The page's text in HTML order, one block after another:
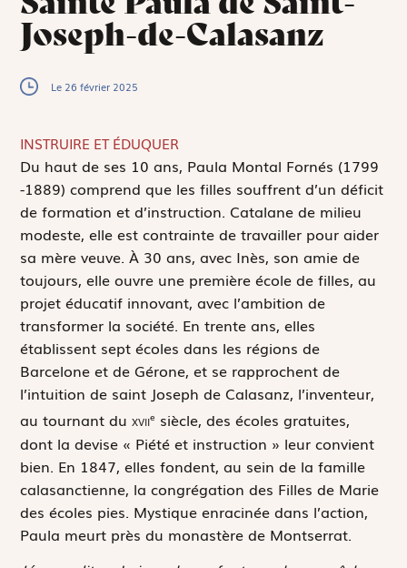
Joseph-de-Calasanz
Le 26 février 2025
INSTRUIRE ET ÉDUQUER
Du haut de ses 10 ans, Paula Montal Fornés (1799
-1889) comprend que les filles souffrent d’un déficit
de formation et d’instruction. Catalane de milieu
modeste, elle est contrainte de travailler pour aider
sa mère veuve. À 30 ans, avec Inès, son amie de
toujours, elle ouvre une première école de filles, au
projet éducatif innovant, avec l’ambition de
transformer la société. En trente ans, elles
établissent sept écoles dans les régions de
Barcelone et de Gérone, et se rapprochent de
l’intuition de saint Joseph de Calasanz, l’inventeur,
au tournant duxviie siècle, des écoles gratuites,
dont la devise « Piété et instruction » leur convient
bien. En 1847, elles fondent, au sein de la famille
calasanctienne, la congrégation des Filles de Marie
des écoles pies. Mystique enracinée dans l’action,
Paula meurt près du monastère de Montserrat.